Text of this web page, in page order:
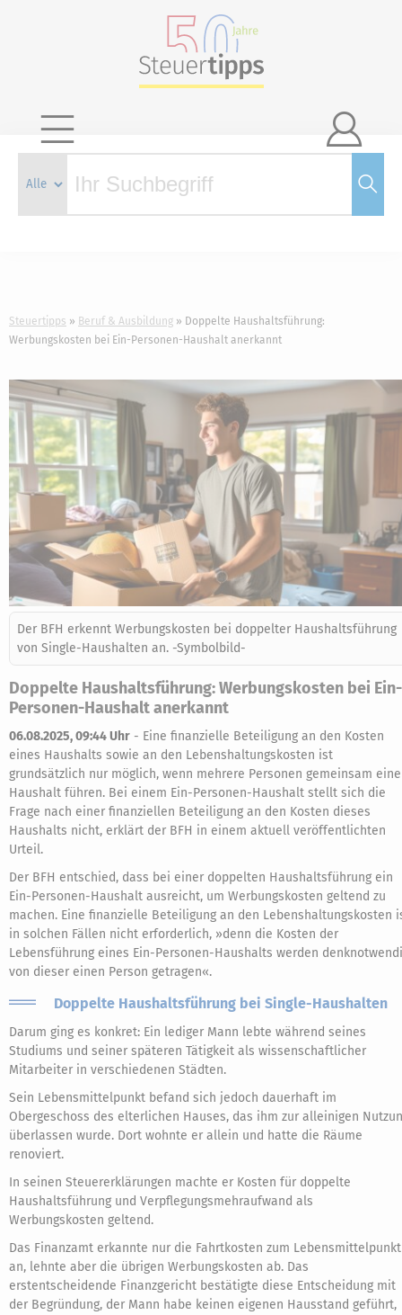

Steuertipps Beruf & Ausbildung
Doppelte Haushaltsführung:
Werbungskosten bei Ein-Personen-Haushalt anerkannt
Der BFH erkennt Werbungskosten bei doppelter Haushaltsführung
von Single-Haushalten an. -Symbolbild-
Doppelte Haushaltsführung: Werbungskosten bei Ein-
Personen-Haushalt anerkannt
06.08.2025, 09:44 Uhr - Eine finanzielle Beteiligung an den Kosten
eines Haushalts sowie an den Lebenshaltungskosten ist
grundsätzlich nur möglich, wenn mehrere Personen gemeinsam
Haushalt führen. Bei einem Ein-Personen-Haushalt stellt sich die
Frage nach einer finanziellen Beteiligung an den Kosten dieses
Haushalts nicht, erklärt der BFH in einem aktuell veröffentlichten
Urteil.
Der BFH entschied, dass bei einer doppelten Haushaltsführung ein
Ein-Personen-Haushalt ausreicht, um Werbungskosten geltend zu
machen. Eine finanzielle Beteiligung an den Lebenshaltungskosten
in solchen Fällen nicht erforderlich, »denn die Kosten der
Lebensführung eines Ein-Personen-Haushalts werden
von dieser einen Person getragen«.
Doppelte Haushaltsführung bei Single-Haushalten
Darum ging es konkret: Ein lediger Mann lebte während seines
Studiums und seiner späteren Tätigkeit als wissenschaftlicher
Mitarbeiter in verschiedenen Städten.
Sein Lebensmittelpunkt befand sich jedoch dauerhaft im
Obergeschoss des elterlichen Hauses, das ihm zur alleinigen
überlassen wurde. Dort wohnte er allein und hatte die Räume
renoviert.
In seinen Steuererklärungen machte er Kosten für doppelte
Haushaltsführung und Verpflegungsmehraufwand als
Werbungskosten geltend.
Das Finanzamt erkannte nur die Fahrtkosten zum Lebensmittelpunkt
an, lehnte aber die übrigen Werbungskosten ab. Das
erstentscheidende Finanzgericht bestätigte diese Entscheidung mit
der Begründung, der Mann habe keinen eigenen Hausstand geführt,